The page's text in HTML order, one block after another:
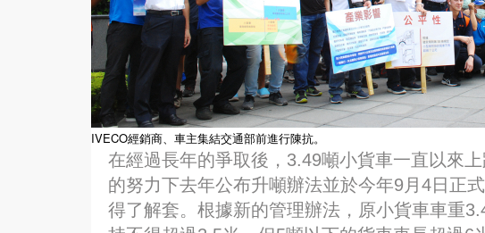
IVECO經銷商、車主集結交通部前進行陳抗。
在經過長年的爭取後，3.49噸小貨車一直以來
的努力下去年公布升噸辦法並於今年9月4日正
得了解套。根據新的管理辦法，原小貨車車重